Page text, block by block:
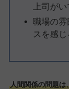
上司が
職場の
スを感じ
人間関係の問題は